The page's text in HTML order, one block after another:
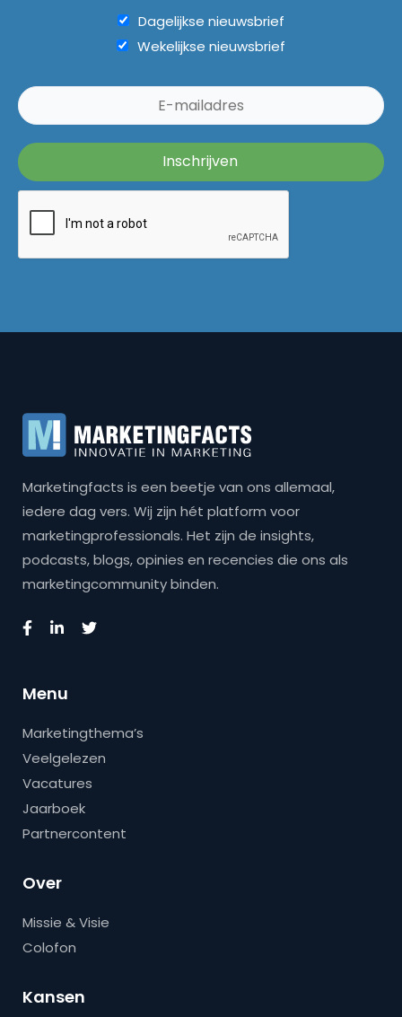
Dagelijkse nieuwsbrief
Wekelijkse nieuwsbrief
Marketingfacts is een beetje van ons allemaal,
iedere dag vers. Wij zijn hét platform voor
marketingprofessionals. Het zijn de insights,
podcasts, blogs, opinies en recencies die ons als
marketingcommunity binden.
Menu
Marketingthema’s
Veelgelezen
Vacatures
Jaarboek
Partnercontent
Over
Missie & Visie
Colofon
Kansen